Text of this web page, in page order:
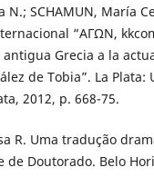
N.; SCHAMUN, María
“ΑΓΩΝ,
Grecia a la
de Tobia”. La Plata:
2012, p. 668-75.
R. Uma tradução
de Doutorado. Belo